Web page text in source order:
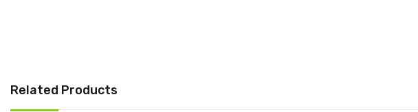
Related Products